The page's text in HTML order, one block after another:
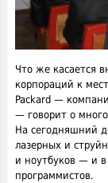
Что же касается
корпораций к
Packard —
— говорит о
На сегодняшний
лазерных и
и ноутбуков — и в
программистов.